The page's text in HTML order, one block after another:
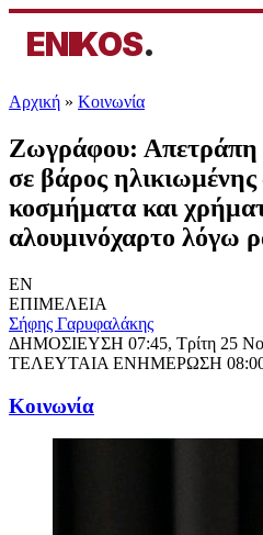
ENIKOS.
Αρχική » Κοινωνία
Ζωγράφου: Απετράπη
σε βάρος
κοσμήματα και
αλουμινόχαρτο λόγω
EN
ΕΠΙΜΕΛΕΙΑ
Σήφης Γαρυφαλάκης
ΔΗΜΟΣΙΕΥΣΗ 07:45, Τρίτη 25
ΤΕΛΕΥΤΑΙΑ ΕΝΗΜΕΡΩΣΗ
Κοινωνία